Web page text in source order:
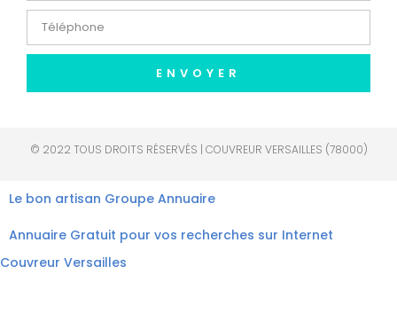
ENVOYER
© 2022 TOUS DROITS RÉSERVÉS | COUVREUR VERSAILLES (78000)
Le bon artisan Groupe Annuaire
Annuaire Gratuit pour vos recherches sur Internet
Couvreur Versailles